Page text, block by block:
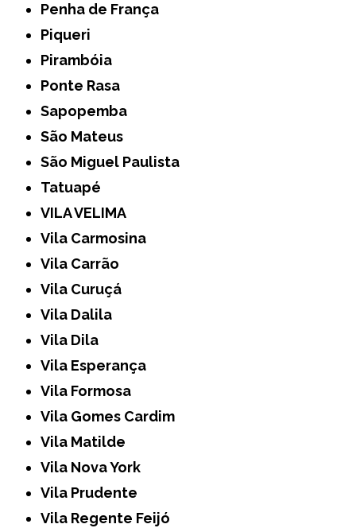
Penha de França
Piqueri
Pirambóia
Ponte Rasa
Sapopemba
São Mateus
São Miguel Paulista
Tatuapé
VILA VELIMA
Vila Carmosina
Vila Carrão
Vila Curuçá
Vila Dalila
Vila Dila
Vila Esperança
Vila Formosa
Vila Gomes Cardim
Vila Matilde
Vila Nova York
Vila Prudente
Vila Regente Feijó